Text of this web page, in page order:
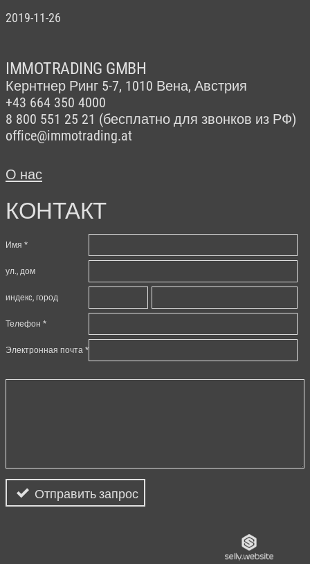
2019-11-26
IMMOTRADING GMBH
Кернтнер Ринг 5-7, 1010 Вена, Австрия
+43 664 350 4000
8 800 551 25 21 (бесплатно для звонков из РФ)
office@immotrading.at
О нас
КОНТАКТ
Имя
ул., дом
индекc, город
Телефон
Электронная почта
Отправить запрос